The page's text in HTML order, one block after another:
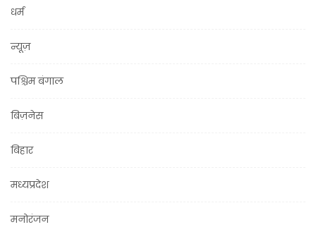
धर्म
न्यूज़
पश्चिम बंगाल
बिज़नेस
बिहार
मध्यप्रदेश
मनोरंजन